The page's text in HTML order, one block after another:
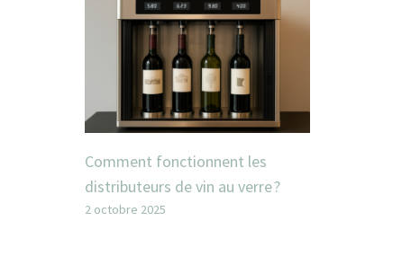
Comment fonctionnent les
distributeurs de vin au verre ?
2 octobre 2025